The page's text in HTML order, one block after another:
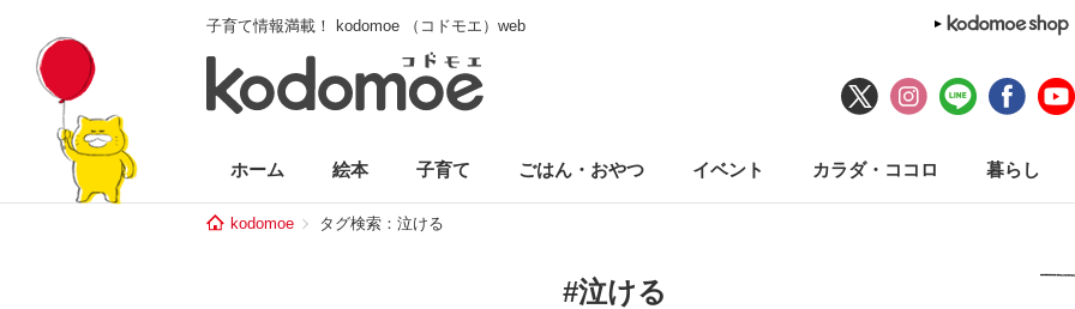
子育て情報満載！ kodomoe （コドモエ）web
ホーム 絵本 子育て ごはん・おやつ イベント カラダ・ココロ 暮らし
kodomoe タグ検索：泣ける
#泣ける